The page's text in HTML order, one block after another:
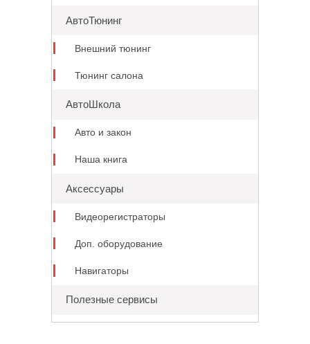
АвтоТюнинг
Внешний тюнинг
Тюнинг салона
АвтоШкола
Авто и закон
Наша книга
Аксессуары
Видеорегистраторы
Доп. оборудование
Навигаторы
Полезные сервисы